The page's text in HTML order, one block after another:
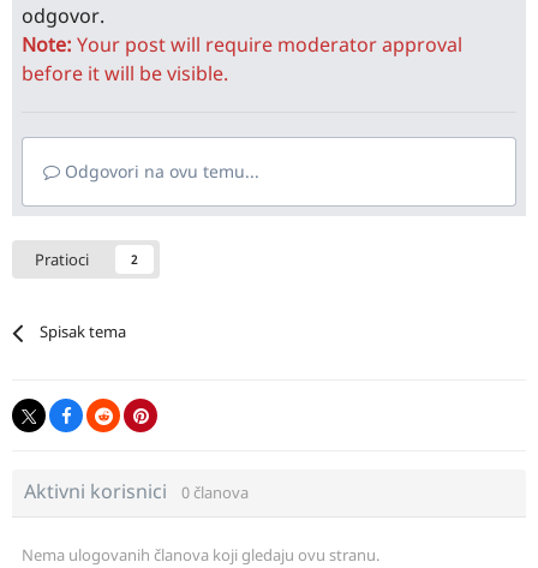
odgovor.
Note: Your post will require moderator approval
before it will be visible.
Odgovori na ovu temu...
Pratioci 2
Spisak tema
Aktivni korisnici 0 članova
Nema ulogovanih članova koji gledaju ovu stranu.